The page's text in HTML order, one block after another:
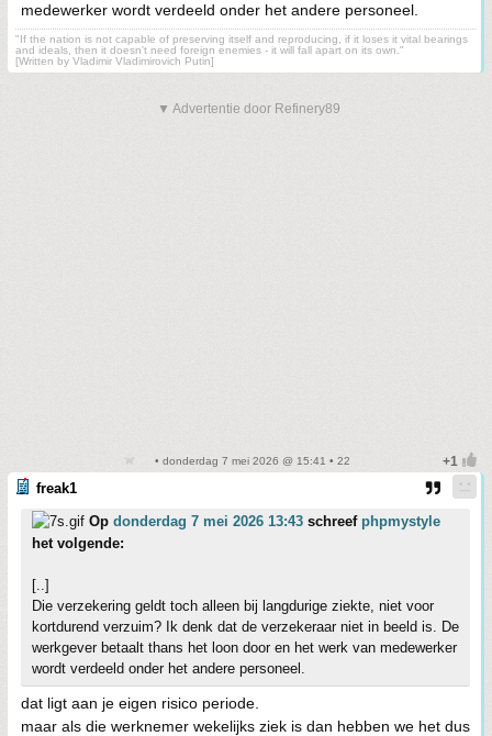
medewerker wordt verdeeld onder het andere personeel.
"If the nation is not capable of preserving itself and reproducing, if it loses it vital bearings
and ideals, then it doesn't need foreign enemies - it will fall apart on its own."
[Written by Vladimir Vladimirovich Putin]
▼ Advertentie door Refinery89
• donderdag 7 mei 2026 @ 15:41 • 22
freak1
Op donderdag 7 mei 2026 13:43 schreef phpmystyle
het volgende:
[..]
Die verzekering geldt toch alleen bij langdurige ziekte, niet voor
kortdurend verzuim? Ik denk dat de verzekeraar niet in beeld is. De
werkgever betaalt thans het loon door en het werk van medewerker
wordt verdeeld onder het andere personeel.
dat ligt aan je eigen risico periode.
maar als die werknemer wekelijks ziek is dan hebben we het dus